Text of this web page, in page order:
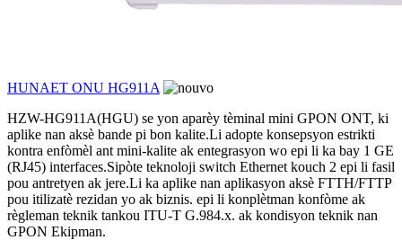
HUNAET ONU HG911A
HZW-HG911A(HGU) se yon aparèy tèminal mini GPON ONT, ki
aplike nan aksè bande pi bon kalite.Li adopte konsepsyon estrikti
kontra enfòmèl ant mini-kalite ak entegrasyon wo epi li ka bay 1 GE
(RJ45) interfaces.Sipòte teknoloji switch Ethernet kouch 2 epi li fasil
pou antretyen ak jere.Li ka aplike nan aplikasyon aksè FTTH/FTTP
pou itilizatè rezidan yo ak biznis. epi li konplètman konfòme ak
règleman teknik tankou ITU-T G.984.x. ak kondisyon teknik nan
GPON Ekipman.